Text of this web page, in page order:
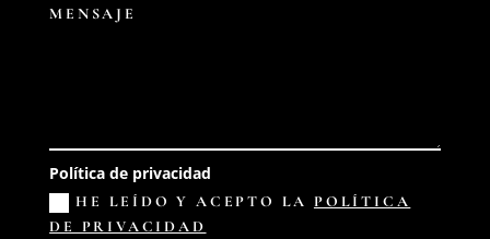
Política de privacidad
HE LEÍDO Y ACEPTO LA POLÍTICA
DE PRIVACIDAD